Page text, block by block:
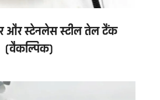
और स्टेनलेस स्टील तेल टैंक
(वैकल्पिक)